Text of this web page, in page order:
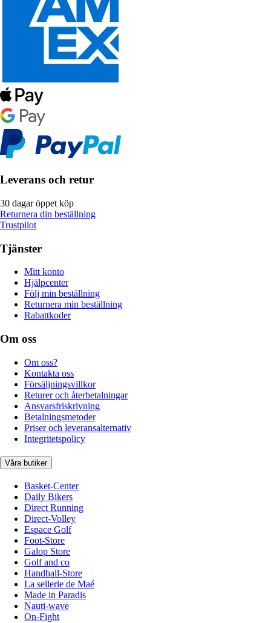
Leverans och retur
30 dagar öppet köp
Returnera din beställning
Trustpilot
Tjänster
Mitt konto
Hjälpcenter
Följ min beställning
Returnera min beställning
Rabattkoder
Om oss
Om oss?
Kontakta oss
Försäljningsvillkor
Returer och återbetalningar
Ansvarsfriskrivning
Betalningsmetoder
Priser och leveransalternativ
Integritetspolicy
Våra butiker
Basket-Center
Daily Bikers
Direct Running
Direct-Volley
Espace Golf
Foot-Store
Galop Store
Golf and co
Handball-Store
La sellerie de Maé
Made in Paradis
Nauti-wave
On-Fight